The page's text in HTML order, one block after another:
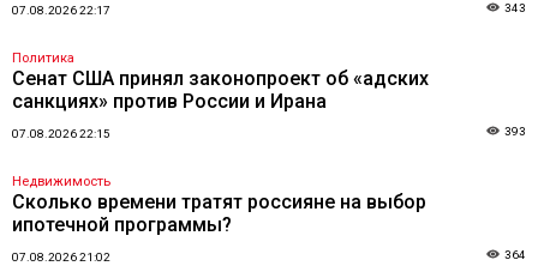
07.08.2026 22:17 343
Политика
Сенат США принял законопроект об «адских
санкциях» против России и Ирана
07.08.2026 22:15 393
Недвижимость
Сколько времени тратят россияне на выбор
ипотечной программы?
07.08.2026 21:02 364